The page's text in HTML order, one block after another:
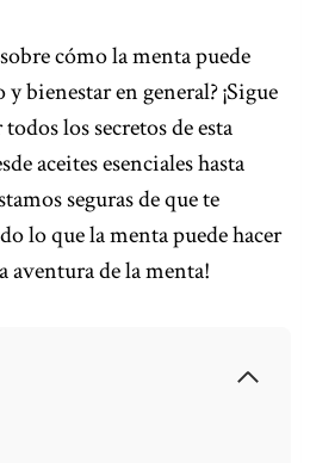
cómo la menta puede
bienestar en general? ¡Sigue
los secretos de esta
aceites esenciales hasta
seguras de que te
lo que la menta puede hacer
aventura de la menta!